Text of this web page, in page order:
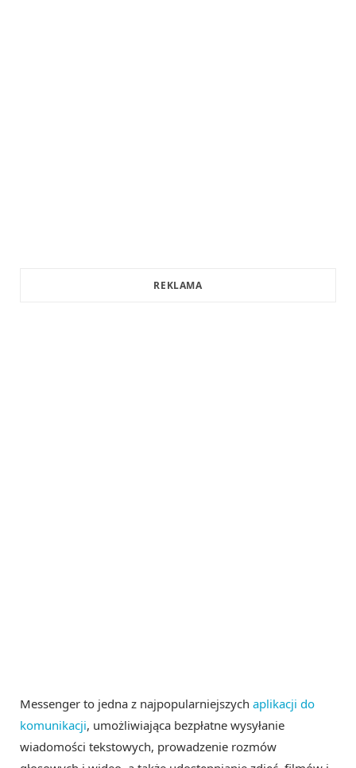
REKLAMA
Messenger to jedna z najpopularniejszych aplikacji do
komunikacji, umożliwiająca bezpłatne wysyłanie
wiadomości tekstowych, prowadzenie rozmów